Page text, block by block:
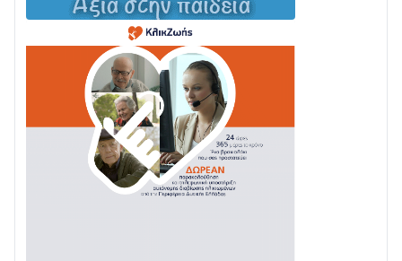
Σε φουλ ρυθμούς το τμήμα Βόνιτσα – Άγιος Νικόλαος
| Αυτοψία Καββαδά
Με Αρχιερατική Λαμπρότητα η Πανήγυρη της
Μεταμορφώσεως του Σωτήρος στο Γολέμι
03/08 • 07:45
Ενισχύεται η Πολιτική Προστασία στο Δήμο Αγρινίου
με δύο νέα υδροφόρα οχήματα
02/08 • 18:26